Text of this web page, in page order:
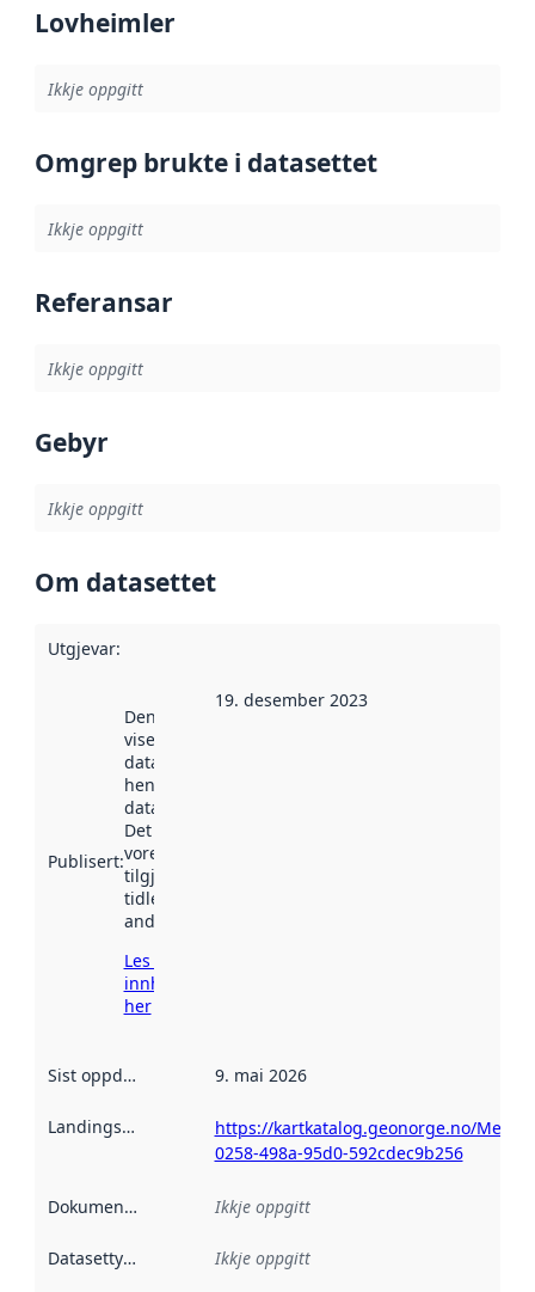
Lovheimler
Ikkje oppgitt
Omgrep brukte i datasettet
Ikkje oppgitt
Referansar
Ikkje oppgitt
Gebyr
Ikkje oppgitt
Om datasettet
Utgjevar:
Publisert:
Denne datoen
viser når
datasettet vart
henta inn av
data.norge.no.
Det kan ha
vore
tilgjengeleg
tidlegare
andre stader.
Les meir om
innhenting
her
19. desember 2023
Sist oppdatert 9. mai 2026
Landingsside
https://kartkatalog.geonorge.no/
0258-498a-95d0-592cdec9b256
Dokumentasjon Ikkje oppgitt
Datasettype Ikkje oppgitt